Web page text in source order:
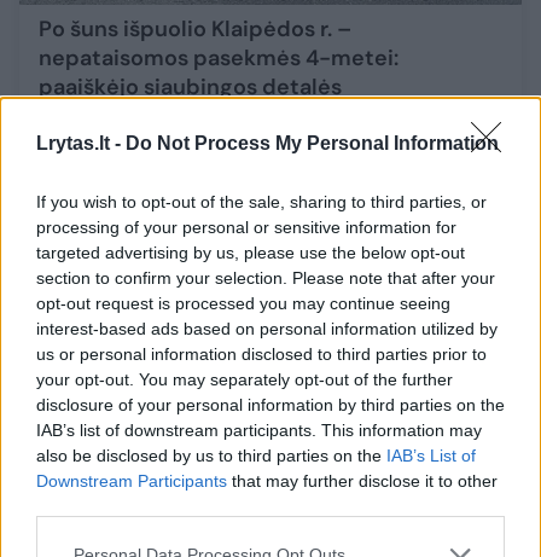
Lrytas.lt - Do Not Process My Personal Information
If you wish to opt-out of the sale, sharing to third parties, or
processing of your personal or sensitive information for
targeted advertising by us, please use the below opt-out
section to confirm your selection. Please note that after your
opt-out request is processed you may continue seeing
interest-based ads based on personal information utilized by
us or personal information disclosed to third parties prior to
your opt-out. You may separately opt-out of the further
disclosure of your personal information by third parties on the
IAB’s list of downstream participants. This information may
also be disclosed by us to third parties on the IAB’s List of
Downstream Participants that may further disclose it to other
Po šuns išpuolio Klaipėdos r. –
nepataisomos pasekmės 4-metei:
paaiškėjo siaubingos detalės